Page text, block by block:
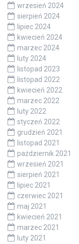
wrzesień 2024
sierpień 2024
lipiec 2024
kwiecień 2024
marzec 2024
luty 2024
listopad 2023
listopad 2022
kwiecień 2022
marzec 2022
luty 2022
styczeń 2022
grudzień 2021
listopad 2021
październik 2021
wrzesień 2021
sierpień 2021
lipiec 2021
czerwiec 2021
maj 2021
kwiecień 2021
marzec 2021
luty 2021